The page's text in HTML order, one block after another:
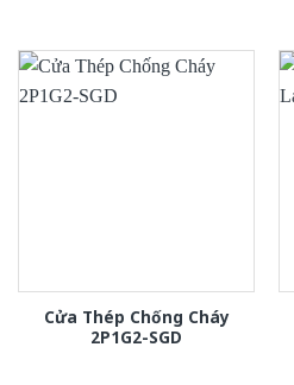
Cửa Thép Chống Cháy
2P1G2-SGD